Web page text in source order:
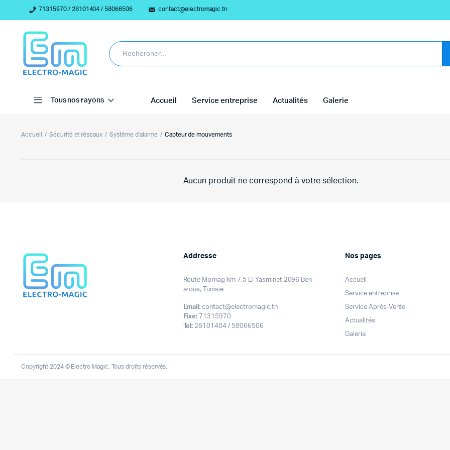
71315970 / 28101404 / 58066506 contact@electromagic.tn
Tous nos rayons Accueil Service entreprise Actualités Galerie
Accueil Sécurité et réseaux Système d'alarme Capteur de mouvements
Aucun produit ne correspond à votre sélection.
Addresse
Route Mornag km 7.5 El Yasminet 2096 Ben
arous, Tunisie
Email: contact@electromagic.tn
Fixe: 71315970
Tel: 28101404 / 58066506
Nos pages
Accueil
Service entreprise
Service Après-Vente
Actualités
Galerie
Copyright 2024 © Electro Magic. Tous droits réservés.